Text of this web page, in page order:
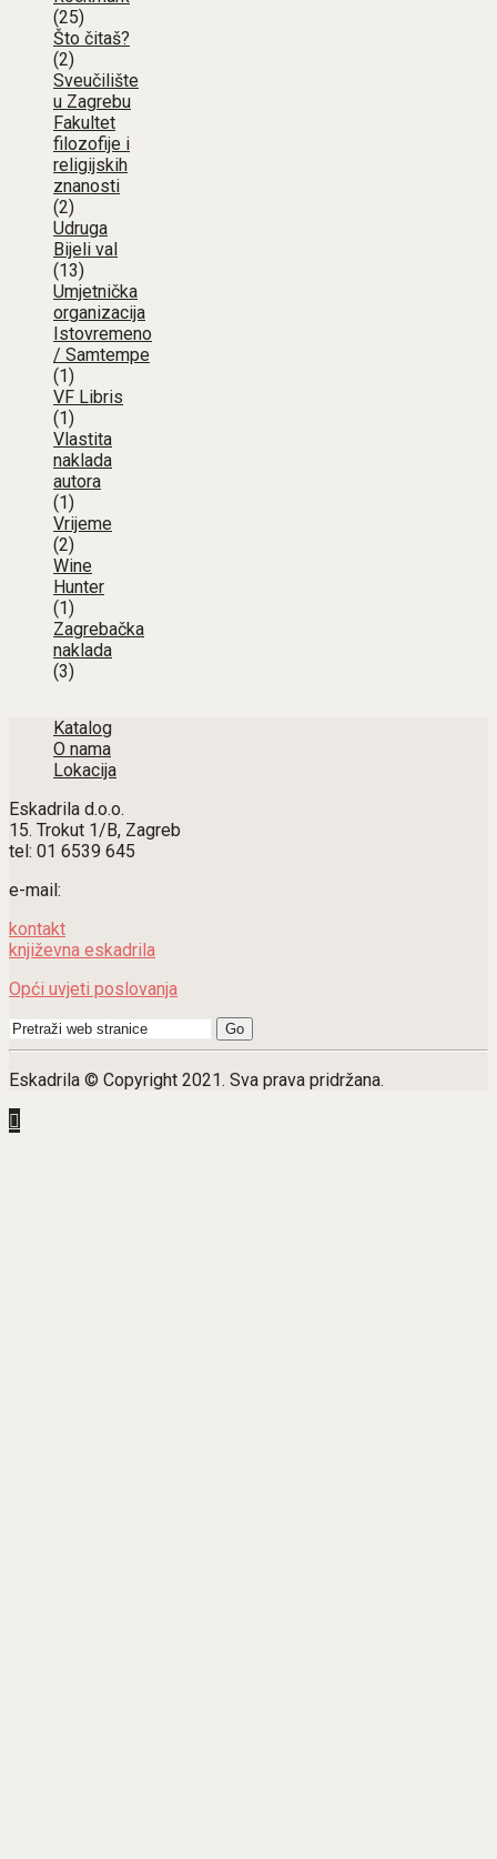
(25)
Što čitaš?
(2)
Sveučilište
u Zagrebu
Fakultet
filozofije i
religijskih
znanosti
(2)
Udruga
Bijeli val
(13)
Umjetnička
organizacija
Istovremeno
/ Samtempe
(1)
VF Libris
(1)
Vlastita
naklada
autora
(1)
Vrijeme
(2)
Wine
Hunter
(1)
Zagrebačka
naklada
(3)
Katalog
O nama
Lokacija
Eskadrila d.o.o.
15. Trokut 1/B, Zagreb
tel: 01 6539 645
e-mail:
kontakt
književna eskadrila
Opći uvjeti poslovanja
Search
for:
Eskadrila © Copyright 2021. Sva prava pridržana.